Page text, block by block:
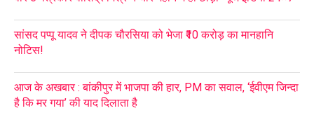
सांसद पप्पू यादव ने दीपक चौरसिया को भेजा ₹10 करोड़ का मानहानि
नोटिस!
आज के अखबार : बांकीपुर में भाजपा की हार, PM का सवाल, ‘ईवीएम जिन्दा
है कि मर गया’ की याद दिलाता है